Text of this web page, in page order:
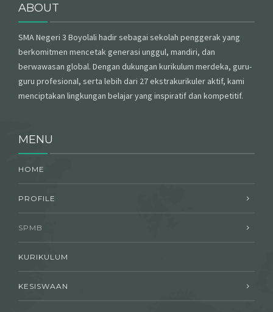
ABOUT
SMA Negeri 3 Boyolali hadir sebagai sekolah penggerak yang
berkomitmen mencetak generasi unggul, mandiri, dan
berwawasan global. Dengan dukungan kurikulum merdeka, guru-
guru profesional, serta lebih dari 27 ekstrakurikuler aktif, kami
menciptakan lingkungan belajar yang inspiratif dan kompetitif.
MENU
HOME
PROFILE
SPMB
KURIKULUM
KESISWAAN